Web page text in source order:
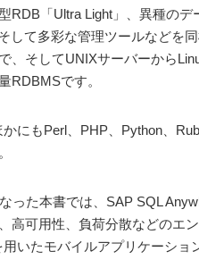
RDB「Ultra Light」、異種の
して多彩な管理ツールなどを
、そしてUNIXサーバーから
RDBMSです。
にもPerl、PHP、Python、
った本書では、SAP SQL
高可用性、負荷分散などのエ
いたモバイルアプリケーシ